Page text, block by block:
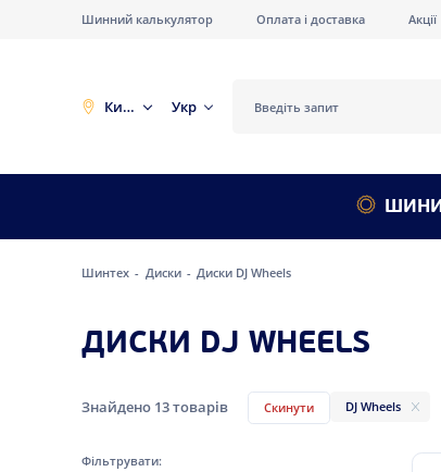
Шинний калькулятор Оплата і доставка Акції
Київ Укр
ШИНИ
Шинтех Диски Диски DJ Wheels
ДИСКИ DJ WHEELS
Знайдено 13товарів Скинути DJ Wheels
Фільтрувати: